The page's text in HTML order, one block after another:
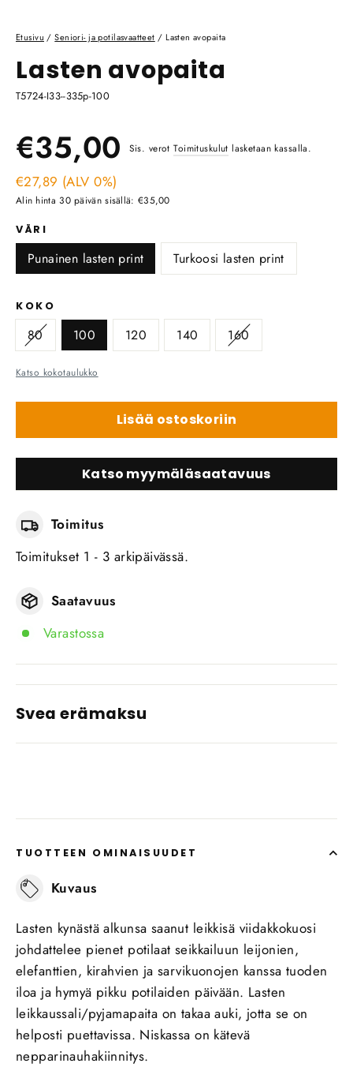
Etusivu / Seniori- ja potilasvaatteet / Lasten avopaita
Lasten avopaita
T5724-I33--335p-100
€35,00 Normaali
hinta
hinta
Sis. verotToimituskulut lasketaan kassalla.
€27,89 (ALV 0%)
Alin hinta 30 päivän sisällä: €35,00
VÄRI
Punainen lasten print Turkoosi lasten print
KOKO
80 100 120 140 160
Katso kokotaulukko
Lisää ostoskoriin
Katso myymäläsaatavuus
Toimitus
Toimitukset 1 - 3 arkipäivässä.
Saatavuus
Varastossa
Svea erämaksu
TUOTTEEN OMINAISUUDET
Kuvaus
Lasten kynästä alkunsa saanut leikkisä viidakkokuosi
johdattelee pienet potilaat seikkailuun leijonien,
elefanttien, kirahvien ja sarvikuonojen kanssa tuoden
iloa ja hymyä pikku potilaiden päivään. Lasten
leikkaussali/pyjamapaita on takaa auki, jotta se on
helposti puettavissa. Niskassa on kätevä
nepparinauhakiinnitys.